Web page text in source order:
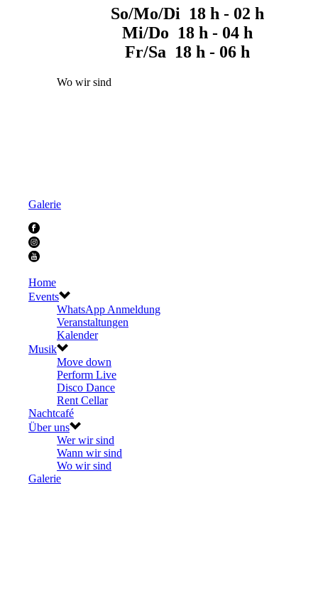
So/Mo/Di 18 h - 02 h
Mi/Do 18 h - 04 h
Fr/Sa 18 h - 06 h
Wo wir sind
Galerie
Home
Events
WhatsApp Anmeldung
Veranstaltungen
Kalender
Musik
Move down
Perform Live
Disco Dance
Rent Cellar
Nachtcafé
Über uns
Wer wir sind
Wann wir sind
Wo wir sind
Galerie